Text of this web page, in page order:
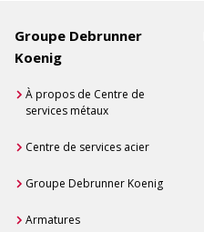
Groupe Debrunner
Koenig
À propos de Centre de
services métaux
Centre de services acier
Groupe Debrunner Koenig
Armatures